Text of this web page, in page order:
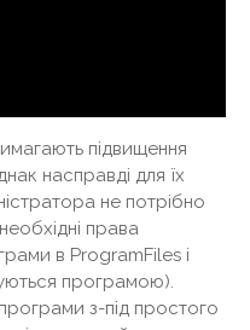
підвищення
насправді для їх
не потрібно
права
в ProgramFiles і
програмою).
з-під простого